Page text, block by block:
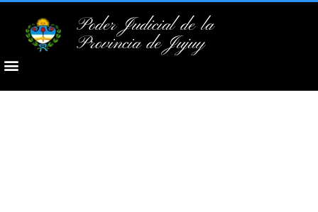
Poder Judicial de la
Provincia de Jujuy